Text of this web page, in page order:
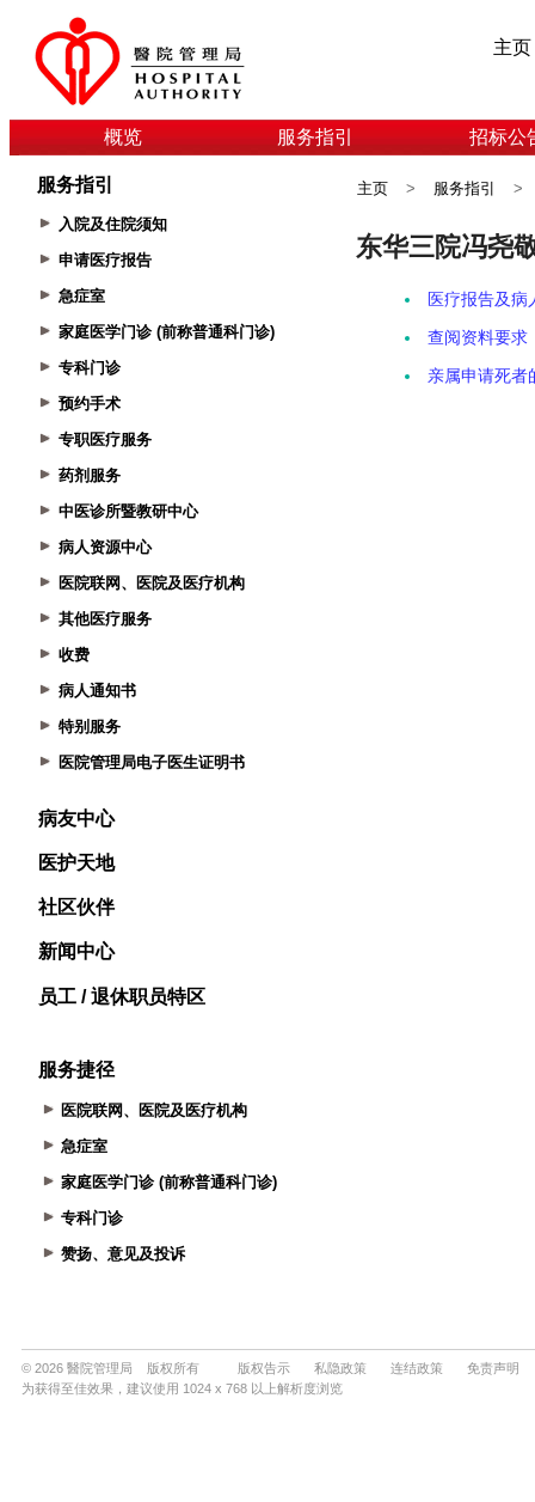
主页
概览 服务指引 招标公
服务指引
入院及住院须知
申请医疗报告
急症室
家庭医学门诊 (前称普通科门诊)
专科门诊
预约手术
专职医疗服务
药剂服务
中医诊所暨教研中心
病人资源中心
医院联网、医院及医疗机构
其他医疗服务
收费
病人通知书
特别服务
医院管理局电子医生证明书
病友中心
医护天地
社区伙伴
新闻中心
员工 / 退休职员特区
服务捷径
医院联网、医院及医疗机构
急症室
家庭医学门诊 (前称普通科门诊)
专科门诊
赞扬、意见及投诉
主页 > 服务指引 >
© 2026 醫院管理局 版权所有 版权告示 私隐政策 连结政策
免责声明
为获得至佳效果，建议使用 1024 x 768 以上解析度浏览